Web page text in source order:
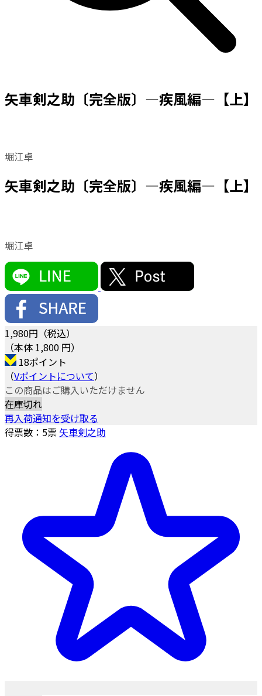
矢車剣之助〔完全版〕—疾風編—【上】
堀江卓
矢車剣之助〔完全版〕—疾風編—【上】
堀江卓
1,980円（税込）
（本体 1,800 円）
18ポイント
（Vポイントについて）
この商品はご購入いただけません
在庫切れ
再入荷通知を受け取る
得票数： 5票矢車剣之助